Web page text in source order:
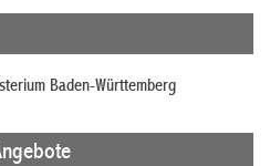
Baden-Württemberg